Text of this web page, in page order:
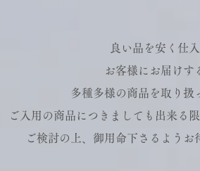
良い品を安く仕
お客様にお届けす
多種多様の商品を取り扱
ご入用の商品につきましても出来る
ご検討の上、御用命下さるようお